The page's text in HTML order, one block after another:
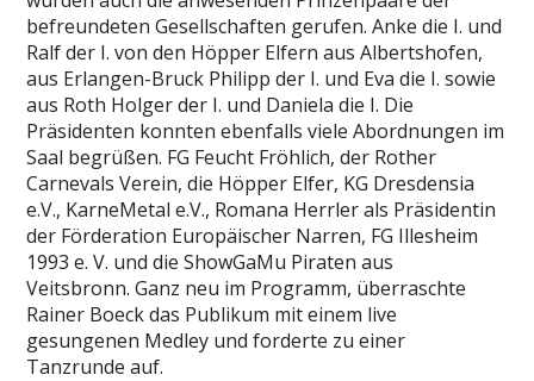
befreundeten Gesellschaften gerufen. Anke die I. und
Ralf der I. von den Höpper Elfern aus Albertshofen,
aus Erlangen-Bruck Philipp der I. und Eva die I. sowie
aus Roth Holger der I. und Daniela die I. Die
Präsidenten konnten ebenfalls viele Abordnungen im
Saal begrüßen. FG Feucht Fröhlich, der Rother
Carnevals Verein, die Höpper Elfer, KG Dresdensia
e.V., KarneMetal e.V., Romana Herrler als Präsidentin
der Förderation Europäischer Narren, FG Illesheim
1993 e. V. und die ShowGaMu Piraten aus
Veitsbronn. Ganz neu im Programm, überraschte
Rainer Boeck das Publikum mit einem live
gesungenen Medley und forderte zu einer
Tanzrunde auf.